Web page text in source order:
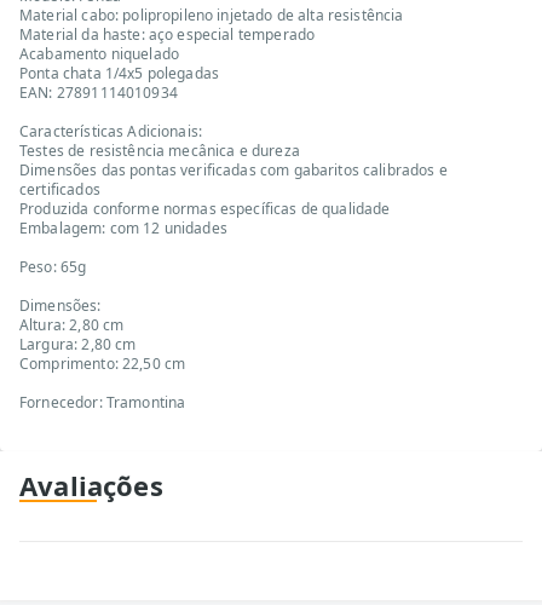
Material cabo: polipropileno injetado de alta resistência
Material da haste: aço especial temperado
Acabamento niquelado
Ponta chata 1/4x5 polegadas
EAN: 27891114010934
Características Adicionais:
Testes de resistência mecânica e dureza
Dimensões das pontas verificadas com gabaritos calibrados e
certificados
Produzida conforme normas específicas de qualidade
Embalagem: com 12 unidades
Peso: 65g
Dimensões:
Altura: 2,80 cm
Largura: 2,80 cm
Comprimento: 22,50 cm
Fornecedor: Tramontina
Avaliações